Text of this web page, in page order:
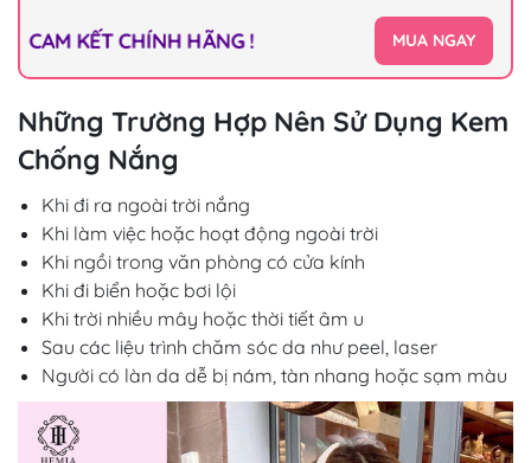
CAM KẾT CHÍNH HÃNG ! MUA NGAY
Những Trường Hợp Nên Sử Dụng Kem
Chống Nắng
Khi đi ra ngoài trời nắng
Khi làm việc hoặc hoạt động ngoài trời
Khi ngồi trong văn phòng có cửa kính
Khi đi biển hoặc bơi lội
Khi trời nhiều mây hoặc thời tiết âm u
Sau các liệu trình chăm sóc da như peel, laser
Người có làn da dễ bị nám, tàn nhang hoặc sạm màu